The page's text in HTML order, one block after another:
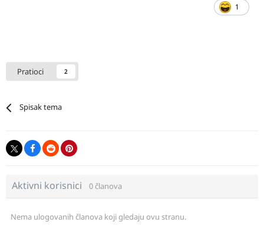
1
Pratioci 2
Spisak tema
Aktivni korisnici 0 članova
Nema ulogovanih članova koji gledaju ovu stranu.